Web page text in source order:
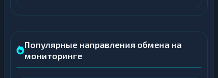
Популярные направления обмена на
мониторинге